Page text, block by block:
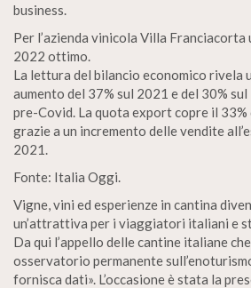
business.
Per l’azienda vinicola Villa Franciacorta
2022 ottimo.
La lettura del bilancio economico rivela
aumento del 37% sul 2021 e del 30%
pre-Covid. La quota export copre il
grazie a un incremento delle vendite
2021.
Fonte: Italia Oggi.
Vigne, vini ed esperienze in cantina
un’attrattiva per i viaggiatori italiani e
Da qui l’appello delle cantine italiane
osservatorio permanente
fornisca dati». L’occasione è stata la